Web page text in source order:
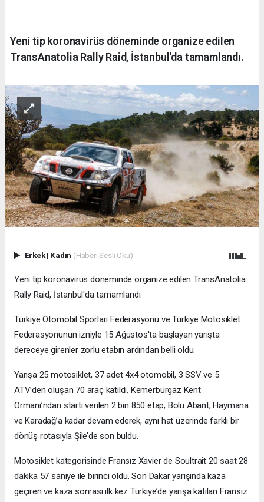
Yeni tip koronavirüs döneminde organize edilen
TransAnatolia Rally Raid, İstanbul'da tamamlandı.
Erkek| Kadın (Haberi Sesli Oku)
Yeni tip koronavirüs döneminde organize edilen TransAnatolia
Rally Raid, İstanbul'da tamamlandı.
Türkiye Otomobil Sporları Federasyonu ve Türkiye Motosiklet
Federasyonunun izniyle 15 Ağustos'ta başlayan yarışta
dereceye girenler zorlu etabın ardından belli oldu.
Yarışa 25 motosiklet, 37 adet 4x4 otomobil, 3 SSV ve 5
ATV’den oluşan 70 araç katıldı. Kemerburgaz Kent
Ormanı’ndan startı verilen 2 bin 850 etap; Bolu Abant, Haymana
ve Karadağ’a kadar devam ederek, aynı hat üzerinde farklı bir
dönüş rotasıyla Şile’de son buldu.
Motosiklet kategorisinde Fransız Xavier de Soultrait 20 saat 28
dakika 57 saniye ile birinci oldu. Son Dakar yarışında kaza
geçiren ve kaza sonrası ilk kez Türkiye’de yarışa katılan Fransız